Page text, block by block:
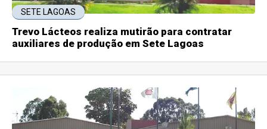
SETE LAGOAS
Trevo Lácteos realiza mutirão para contratar
auxiliares de produção em Sete Lagoas